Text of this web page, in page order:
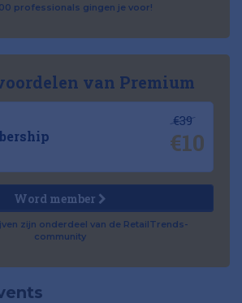
professionals gingen je voor!
van Premium
€39
€10
Word member
zijn onderdeel van de RetailTrends-
community